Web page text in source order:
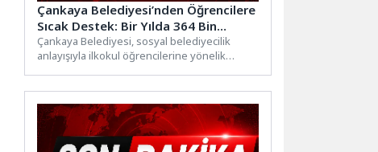
Çankaya Belediyesi’nden Öğrencilere
Sıcak Destek: Bir Yılda 364 Bin
Öğünü Aştı
Çankaya Belediyesi, sosyal belediyecilik
anlayışıyla ilkokul öğrencilerine yönelik